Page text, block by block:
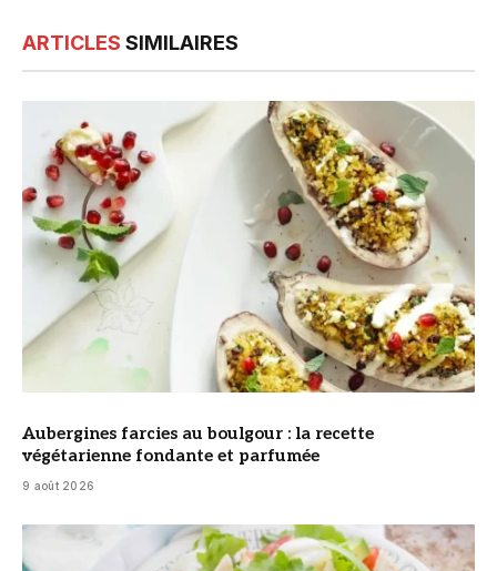
ARTICLES SIMILAIRES
Aubergines farcies au boulgour : la recette
végétarienne fondante et parfumée
9 août 2026
© DR